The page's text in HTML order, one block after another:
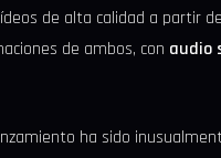
de alta calidad a partir
de ambos, con audio
ha sido